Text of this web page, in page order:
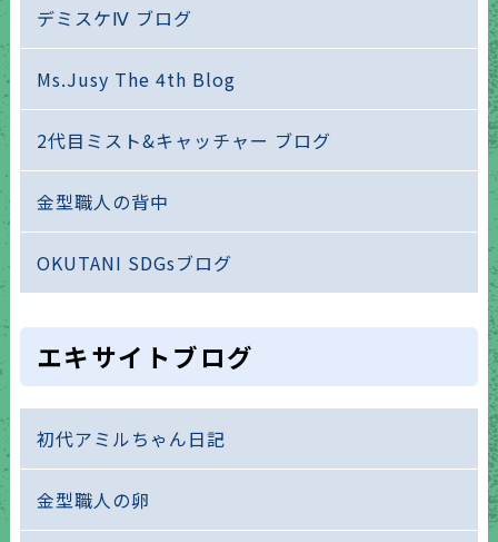
デミスケⅣ ブログ
Ms.Jusy The 4th Blog
2代目ミスト&キャッチャー ブログ
金型職人の背中
OKUTANI SDGsブログ
エキサイトブログ
初代アミルちゃん日記
金型職人の卵